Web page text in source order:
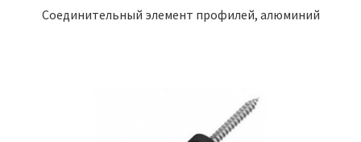
Соединительный элемент профилей, алюминий